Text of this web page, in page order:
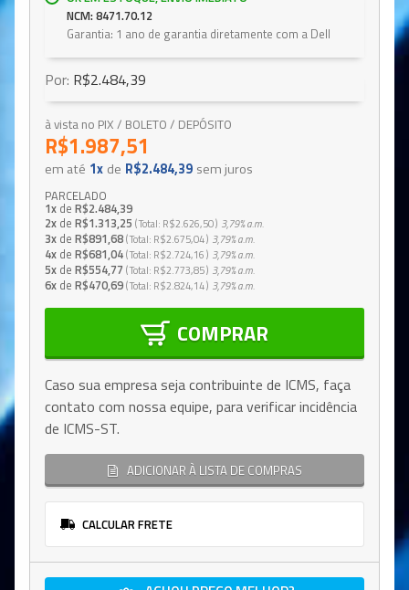
NCM: 8471.70.12
Garantia: 1 ano de garantia diretamente com a Dell
Por: R$2.484,39
à vista no PIX / BOLETO / DEPÓSITO
R$1.987,51
em até 1x de R$2.484,39 sem juros
PARCELADO
1x de R$2.484,39
2x de R$1.313,25 Total R$2.626,50 3,79%a.m.
3x de R$891,68 Total R$2.675,04 3,79%a.m.
4x de R$681,04 Total R$2.724,16 3,79%a.m.
5x de R$554,77 Total R$2.773,85 3,79%a.m.
6x de R$470,69 Total R$2.824,14 3,79%a.m.
COMPRAR
Caso sua empresa seja contribuinte de ICMS, faça
contato com nossa equipe, para verificar incidência
de ICMS-ST.
ADICIONAR À LISTA DE COMPRAS
CALCULAR FRETE